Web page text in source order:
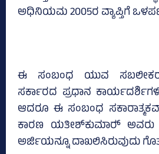
ಅಧಿನಿಯಮ 2005ರ ವ್ಯಾಪ್ತಿಗೆ
ಈ ಸಂಬಂಧ ಯುವ
ಸರ್ಕಾರದ ಪ್ರಧಾನ
ಆದರೂ ಈ ಸಂಬಂಧ
ಕಾರಣ ಯತೀಶ್‌ಕುಮಾರ್‍‌
ಅರ್ಜಿಯನ್ನೂ ದಾಖಲಿಸಿರುವುದು